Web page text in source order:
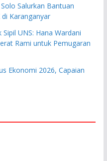
Salurkan Bantuan
Karanganyar
UNS: Hana Wardani
Rami untuk Pemugaran
Ekonomi 2026, Capaian